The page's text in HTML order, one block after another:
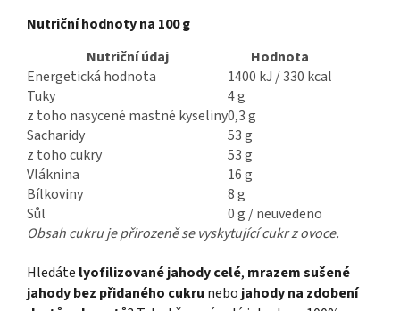
Nutriční hodnoty na 100 g
Nutriční údaj
Hodnota
Energetická hodnota
1400 kJ / 330 kcal
Tuky
4 g
z toho nasycené mastné kyseliny0,3 g
Sacharidy
53 g
z toho cukry
53 g
Vláknina
16 g
Bílkoviny
8 g
Sůl
0 g / neuvedeno
Obsah cukru je přirozeně se vyskytující cukr z ovoce.
Hledáte lyofilizované jahody celé, mrazem sušené
jahody bez přidaného cukru nebo jahody na zdobení